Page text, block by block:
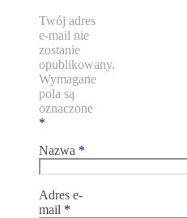
Twój adres
e-mail nie
zostanie
opublikowany.
Wymagane
pola są
oznaczone
*
Nazwa *
Adres e-
mail *